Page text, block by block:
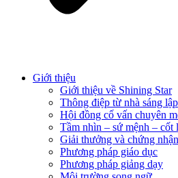
Giới thiệu
Giới thiệu về Shining Star
Thông điệp từ nhà sáng lập
Hội đồng cố vấn chuyên
Tầm nhìn – sứ mệnh – cốt
Giải thưởng và chứng nhận
Phương pháp giáo dục
Phương pháp giảng dạy